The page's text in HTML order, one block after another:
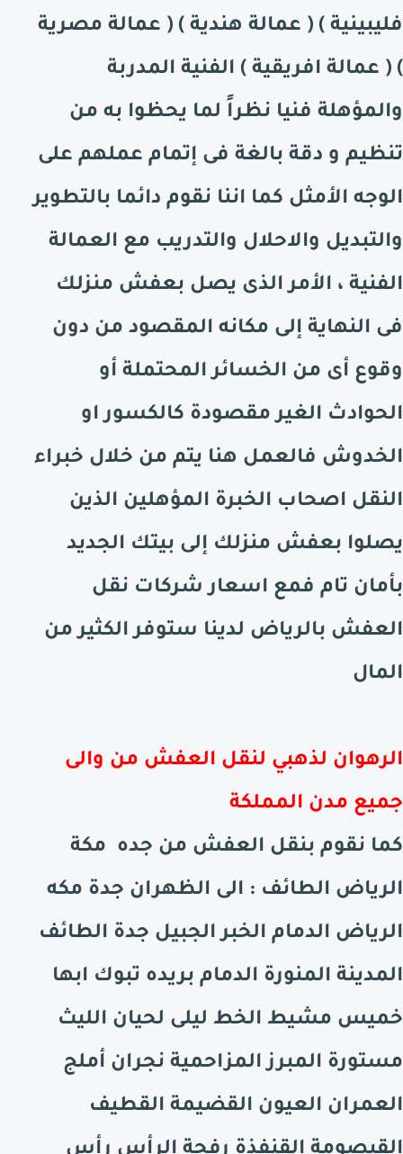
فليبينية ) ( عمالة هندية ) ( عمالة مصرية
) ( عمالة افريقية ) الفنية المدربة
والمؤهلة فنيا نظراً لما يحظوا به من
تنظيم و دقة بالغة فى إتمام عملهم على
الوجه الأمثل كما اننا نقوم دائما بالتطوير
والتبديل والاحلال والتدريب مع العمالة
الفنية ، الأمر الذى يصل بعفش منزلك
فى النهاية إلى مكانه المقصود من دون
وقوع أى من الخسائر المحتملة أو
الحوادث الغير مقصودة كالكسور او
الخدوش فالعمل هنا يتم من خلال خبراء
النقل اصحاب الخبرة المؤهلين الذين
يصلوا بعفش منزلك إلى بيتك الجديد
بأمان تام فمع اسعار شركات نقل
العفش بالرياض لدينا ستوفر الكثير من
المال
الرهوان لذهبي لنقل العفش من والى
جميع مدن المملكة
كما نقوم بنقل العفش من جده مكة
الرياض الطائف : الى الظهران جدة مكه
الرياض الدمام الخبر الجبيل جدة الطائف
المدينة المنورة الدمام بريده تبوك ابها
خميس مشيط الخط ليلى لحيان الليث
مستورة المبرز المزاحمية نجران أملج
العمران العيون القضيمة القطيف